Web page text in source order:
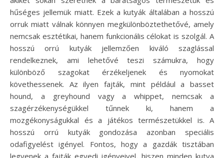
hűséges jellemük miatt. Ezek a kutyák általában a hosszú
orruk miatt válnak könnyen megkülönböztethetővé, amely
nemcsak esztétikai, hanem funkcionális célokat is szolgál. A
hosszú orrú kutyák jellemzően kiváló szaglással
rendelkeznek, ami lehetővé teszi számukra, hogy
különböző szagokat érzékeljenek és nyomokat
követhessenek. Az ilyen fajták, mint például a basset
hound, a greyhound vagy a whippet, nemcsak a
szagérzékenységükkel tűnnek ki, hanem a
mozgékonyságukkal és a játékos természetükkel is. A
hosszú orrú kutyák gondozása azonban speciális
odafigyelést igényel. Fontos, hogy a gazdák tisztában
legyenek a fajták egyedi igényeivel, hiszen minden kutya